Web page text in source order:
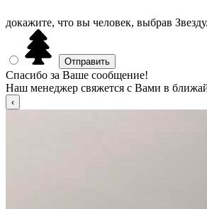
докажите, что вы человек, выбрав Звезду.
Спасибо за Ваше сообщение!
Наш менеджер свяжется с Вами в